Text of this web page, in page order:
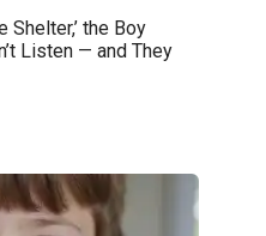
Shelter,’ the Boy
Listen — and They